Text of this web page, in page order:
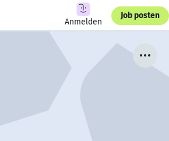
Anmelden
Job posten